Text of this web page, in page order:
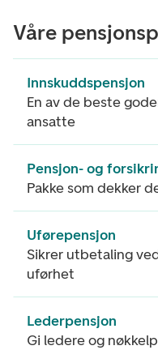
Våre
Innskuddspensjon
En av de beste
ansatte
Pensjon- og
Pakke som dekker
Uførepensjon
Sikrer utbetaling
uførhet
Lederpensjon
Gi ledere og